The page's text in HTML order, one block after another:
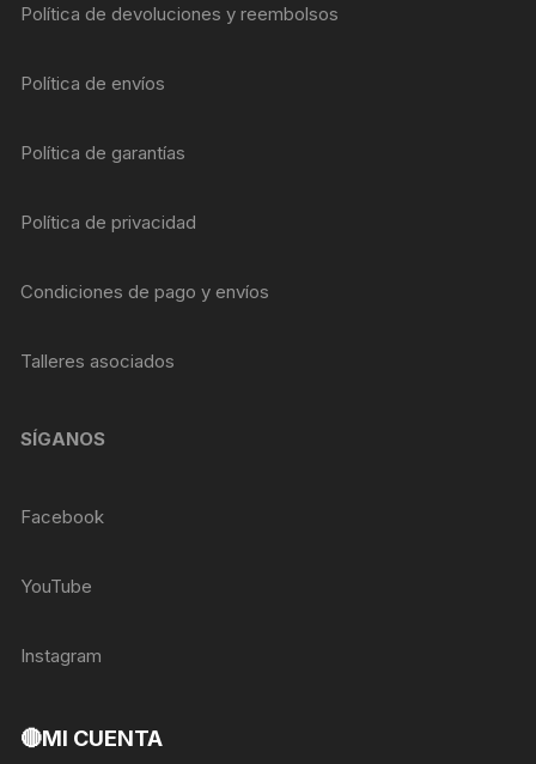
Política de devoluciones y reembolsos
Política de envíos
Política de garantías
Política de privacidad
Condiciones de pago y envíos
Talleres asociados
SÍGANOS
Facebook
YouTube
Instagram
🔴MI CUENTA